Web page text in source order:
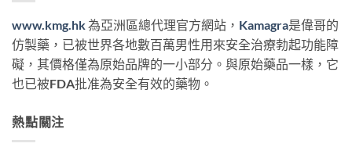
www.kmg.hk為亞洲區總代理官方網站， Kamagra是偉哥的
仿製藥，已被世界各地數百萬男性用來安全治療勃起功能障
礙，其價格僅為原始品牌的一小部分。與原始藥品一樣，它
也已被FDA批准為安全有效的藥物。
熱點關注